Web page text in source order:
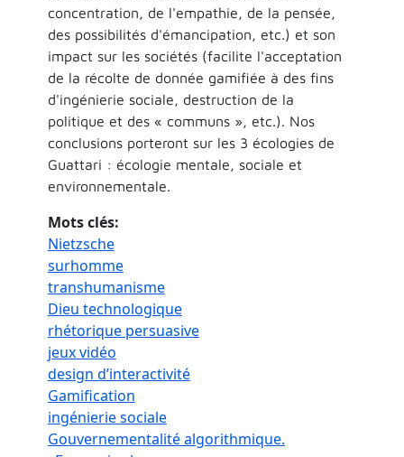
concentration, de l'empathie, de la pensée,
des possibilités d'émancipation, etc.) et son
impact sur les sociétés (facilite l'acceptation
de la récolte de donnée gamifiée à des fins
d'ingénierie sociale, destruction de la
politique et des « communs », etc.). Nos
conclusions porteront sur les 3 écologies de
Guattari : écologie mentale, sociale et
environnementale.
Mots clés
Nietzsche
surhomme
transhumanisme
Dieu technologique
rhétorique persuasive
jeux vidéo
design d’interactivité
Gamification
ingénierie sociale
Gouvernementalité algorithmique.